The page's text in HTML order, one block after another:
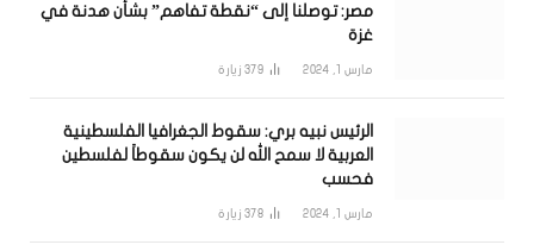
مصر: توصلنا إلى “نقطة تفاهم” بشأن هدنة في
غزة
مارس 1, 2024 379 زيارة
الرئيس نبيه بري: سقوط الجغرافيا الفلسطينية
العربية لا سمح الله لن يكون سقوطاً لفلسطين
فحسب
مارس 1, 2024 378 زيارة